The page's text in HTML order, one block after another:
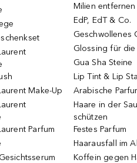
Make-Up
Parfum
Milien entfernen
EdP, EdT & Co.
Geschwollenes
Glossing für die
Gua Sha Steine
Lip Tint & Lip
Arabische
Haare in der
schützen
Festes Parfum
Haarausfall im
Koffein gegen